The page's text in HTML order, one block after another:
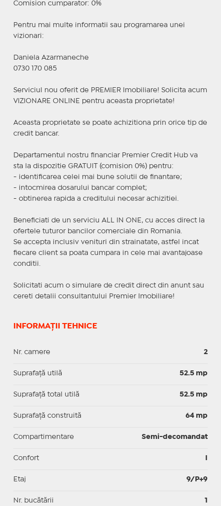
Comision cumparator: 0%
Pentru mai multe informatii sau programarea unei
vizionari:
Daniela Azarmaneche
0730 170 085
Serviciul nou oferit de PREMIER Imobiliare! Solicita acum
VIZIONARE ONLINE pentru aceasta proprietate!
Aceasta proprietate se poate achizitiona prin orice tip de
credit bancar.
Departamentul nostru financiar Premier Credit Hub va
sta la dispozitie GRATUIT (comision 0%) pentru:
- identificarea celei mai bune solutii de finantare;
- intocmirea dosarului bancar complet;
- obtinerea rapida a creditului necesar achizitiei.
Beneficiati de un serviciu ALL IN ONE, cu acces direct la
ofertele tuturor bancilor comerciale din Romania.
Se accepta inclusiv venituri din strainatate, astfel incat
fiecare client sa poata cumpara in cele mai avantajoase
conditii.
Solicitati acum o simulare de credit direct din anunt sau
cereti detalii consultantului Premier Imobiliare!
INFORMAȚII TEHNICE
Nr. camere 2
Suprafaţă utilă 52.5 mp
Suprafaţă total utilă 52.5 mp
Suprafaţă construită 64 mp
Compartimentare Semi-decomandat
Confort
Etaj 9/P+9
Nr. bucătării 1